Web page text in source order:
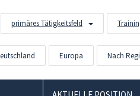
primäres Tätigkeitsfeld
Europa Nach